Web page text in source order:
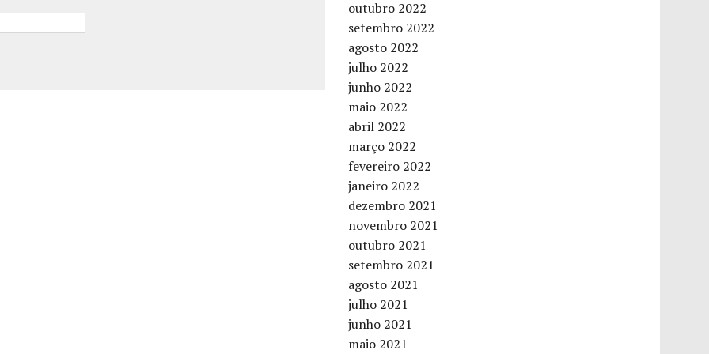
outubro 2022
setembro 2022
agosto 2022
julho 2022
junho 2022
maio 2022
abril 2022
março 2022
fevereiro 2022
janeiro 2022
dezembro 2021
novembro 2021
outubro 2021
setembro 2021
agosto 2021
julho 2021
junho 2021
maio 2021